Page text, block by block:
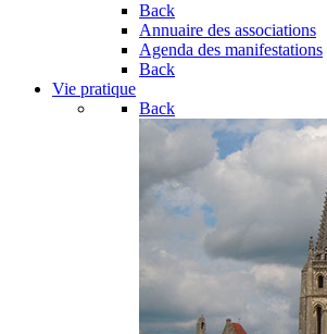
Back
Annuaire des associations
Agenda des manifestations
Back
Vie pratique
Back